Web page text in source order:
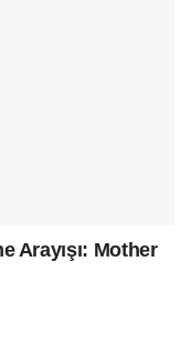
Arayışı: Mother